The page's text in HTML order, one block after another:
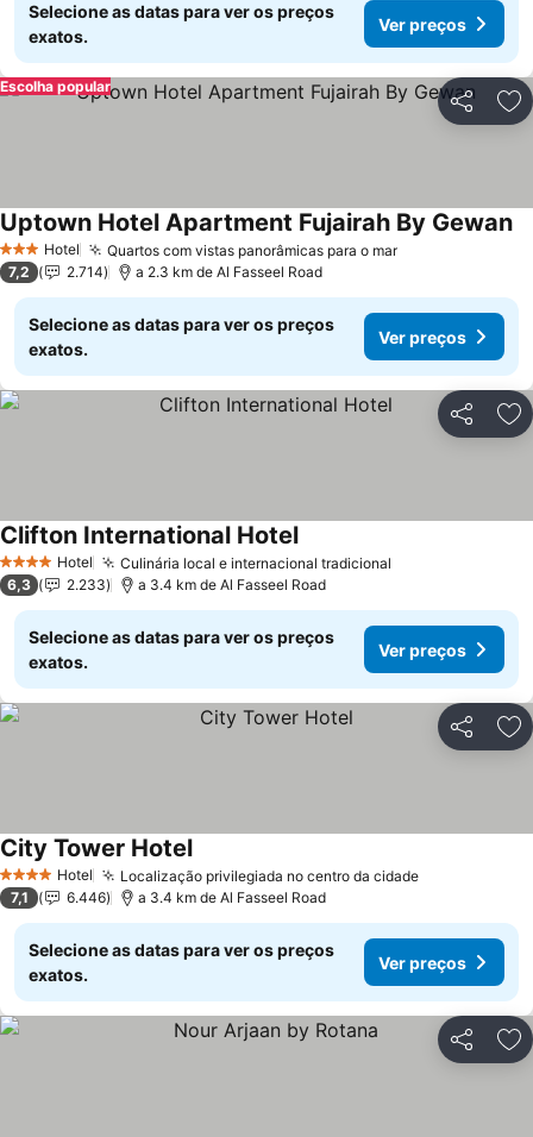
Selecione as datas para ver os preços
exatos.
Ver preços
Partilhar
Escolha popular
3 EstrelasHotel Quartos com vistas panorâmicas para o mar
Uptown Hotel Apartment Fujairah By Gewan
7,2 2.714 a 2.3 km de Al Fasseel Road
Selecione as datas para ver os preços
exatos.
Ver preços
Partilhar
4 EstrelasHotel Culinária local e internacional tradicional
Clifton International Hotel
6,3 2.233 a 3.4 km de Al Fasseel Road
Selecione as datas para ver os preços
exatos.
Ver preços
Partilhar
4 EstrelasHotel Localização privilegiada no centro da cidade
City Tower Hotel
7,1 6.446 a 3.4 km de Al Fasseel Road
Selecione as datas para ver os preços
exatos.
Ver preços
Partilhar